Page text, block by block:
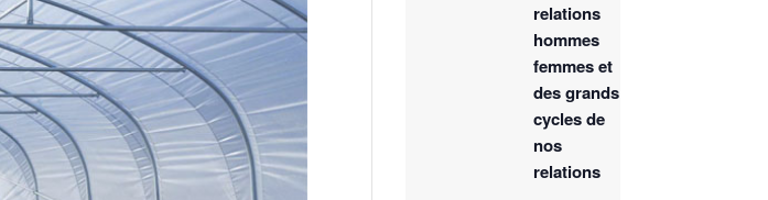
relations
hommes
femmes et
des grands
cycles de
nos
relations